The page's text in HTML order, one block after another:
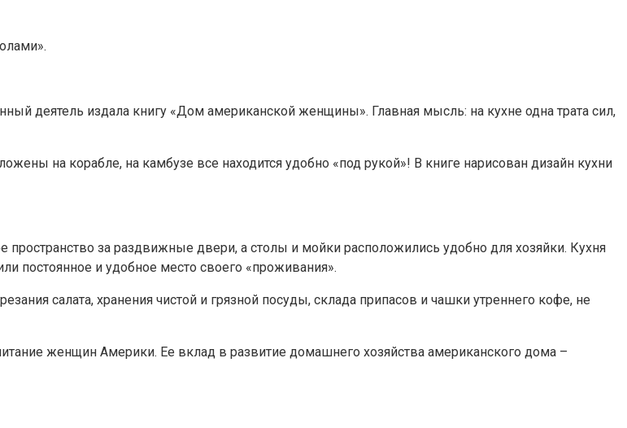
деятель издала книгу «Дом американской женщины». Главная мысль: на кухне одна трата сил,
на корабле, на камбузе все находится удобно «под рукой»! В книге нарисован дизайн кухни
за раздвижные двери, а столы и мойки расположились удобно для хозяйки. Кухня
постоянное и удобное место своего «проживания».
салата, хранения чистой и грязной посуды, склада припасов и чашки утреннего кофе, не
женщин Америки. Ее вклад в развитие домашнего хозяйства американского дома –